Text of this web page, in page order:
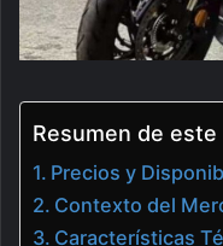
Resumen de
Precios y
Contexto del
Características